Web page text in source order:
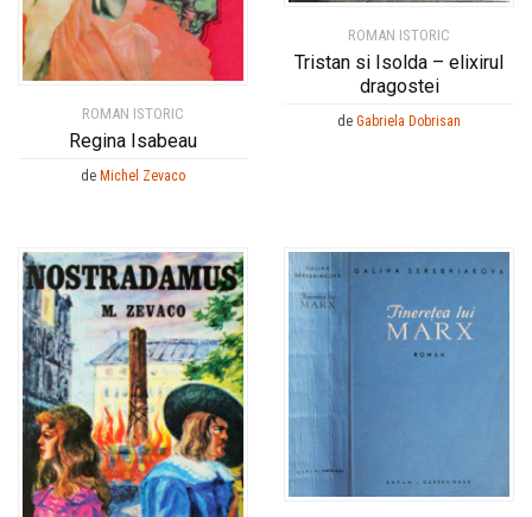
ROMAN ISTORIC
Regina Isabeau
de Michel Zevaco
ROMAN ISTORIC
Tristan si Isolda – elixirul
dragostei
de Gabriela Dobrisan